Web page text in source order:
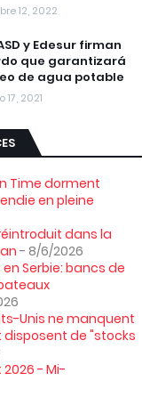
12, 2022
y Edesur firman
que garantizará
de agua potable
17, 2021
Time dorment
en pleine
dans la
- 8/6/2026
Serbie: bancs de
Unis ne manquent
de "stocks
2026 - Mi-